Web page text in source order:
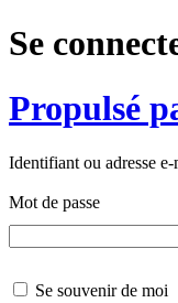
Se
Propulsé
Identifiant ou adresse e-
Mot de passe
Se souvenir de moi